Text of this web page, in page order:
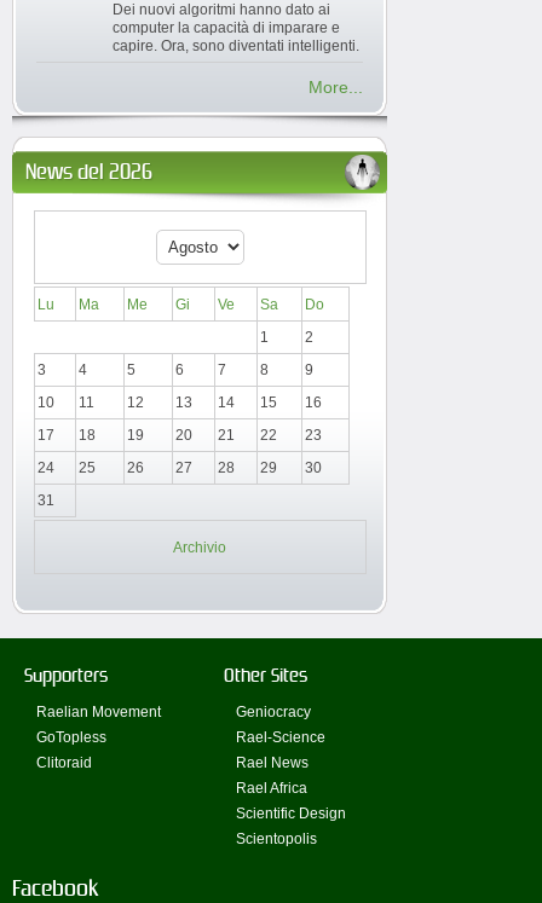
Dei nuovi algoritmi hanno dato ai
computer la capacità di imparare e
capire. Ora, sono diventati intelligenti.
More...
News del 2026
Lu Ma Me Gi Ve Sa
Do
1
2
3
4 5 6 7 8
9
10
11 12 13 14 15
16
17
18 19 20 21 22
23
24
25 26 27 28 29
30
31
Archivio
Supporters
Raelian Movement
GoTopless
Clitoraid
Other Sites
Geniocracy
Rael-Science
Rael News
Rael Africa
Scientific Design
Scientopolis
Facebook